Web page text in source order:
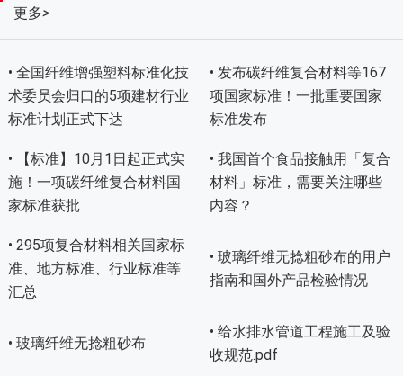
更多>
• 全国纤维增强塑料标准化技
术委员会归口的5项建材行业
标准计划正式下达
• 发布碳纤维复合材料等167
项国家标准！一批重要国家
标准发布
• 【标准】10月1日起正式实
施！一项碳纤维复合材料国
家标准获批
• 我国首个食品接触用「复合
材料」标准，需要关注哪些
内容？
• 295项复合材料相关国家标
准、地方标准、行业标准等
汇总
• 玻璃纤维无捻粗砂布的用户
指南和国外产品检验情况
• 玻璃纤维无捻粗砂布
• 给水排水管道工程施工及验
收规范.pdf